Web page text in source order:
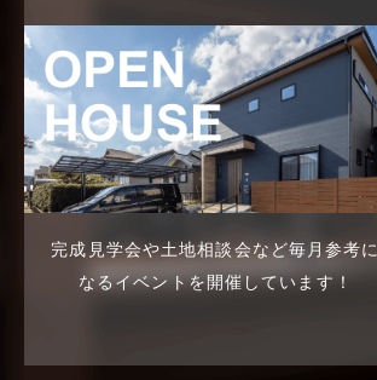
太陽光発電活用事例
完成見学会
市民リフォームサービス
店舗・テナント施工事例
戸建賃貸住宅活用事例
2024年5月
2024年4月
2024年3月
2024年2月
2024年1月
完成見学会や土地相談会など毎月参考に
なるイベントを開催しています！